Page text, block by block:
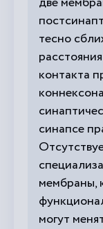
тесно
контакта
синапсе
мембраны,
могут